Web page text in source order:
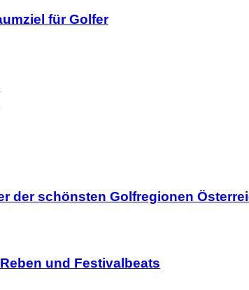
für Golfer
der schönsten Golfregionen
und Festivalbeats